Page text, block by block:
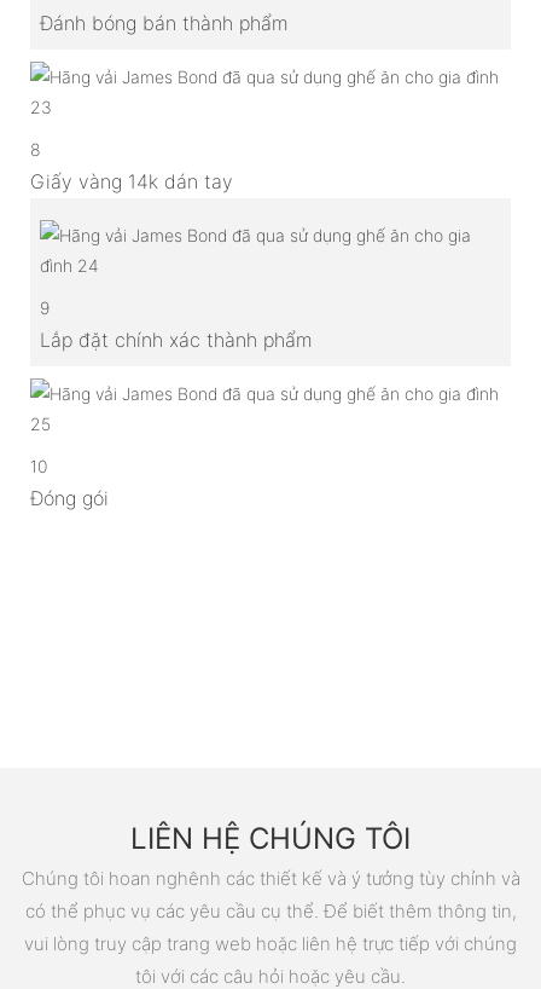
Đánh bóng bán thành phẩm
8
Giấy vàng 14k dán tay
9
Lắp đặt chính xác thành phẩm
10
Đóng gói
LIÊN HỆ CHÚNG TÔI
Chúng tôi hoan nghênh các thiết kế và ý tưởng tùy chỉnh và
có thể phục vụ các yêu cầu cụ thể. Để biết thêm thông tin,
vui lòng truy cập trang web hoặc liên hệ trực tiếp với chúng
tôi với các câu hỏi hoặc yêu cầu.